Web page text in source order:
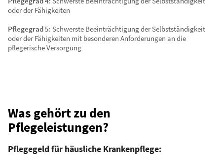
oder der Fähigkeiten
Pflegegrad 5: Schwerste Beeinträchtigung der Selbstständigkeit
oder der Fähigkeiten mit besonderen Anforderungen an die
pflegerische Versorgung
Was gehört zu den
Pflegeleistungen?
Pflegegeld für häusliche Krankenpflege: